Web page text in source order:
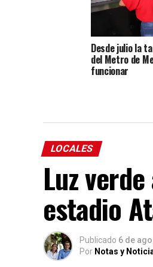
Desde julio la
del Metro de
funcionar
LOCALES
Luz
estadio
Publicado 6 de
Por Notas y